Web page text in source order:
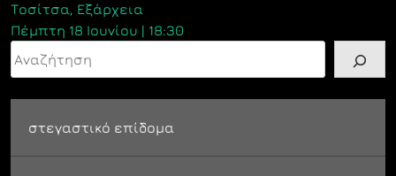
Τοσίτσα, Εξάρχεια
Πέμπτη 18 Ιουνίου | 18:30
Αναζήτηση
στεγαστικό επίδομα